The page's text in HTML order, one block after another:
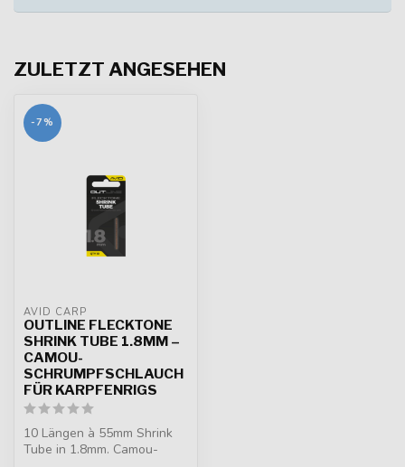
ZULETZT ANGESEHEN
-7%
AVID CARP
OUTLINE FLECKTONE
SHRINK TUBE 1.8MM –
CAMOU-
SCHRUMPFSCHLAUCH
FÜR KARPFENRIGS
10 Längen à 55mm Shrink
Tube in 1.8mm. Camou-